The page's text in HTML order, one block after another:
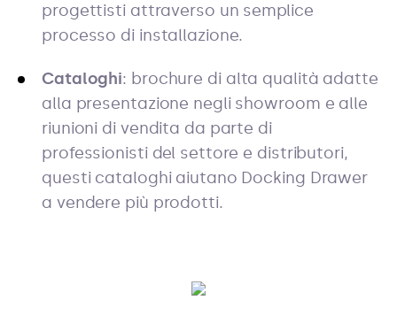
progettisti attraverso un semplice
processo di installazione.
Cataloghi: brochure di alta qualità adatte
alla presentazione negli showroom e alle
riunioni di vendita da parte di
professionisti del settore e distributori,
questi cataloghi aiutano Docking Drawer
a vendere più prodotti.